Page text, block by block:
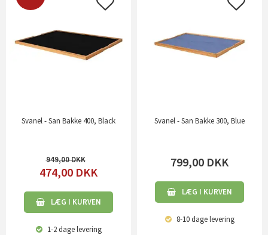
Svanel - San Bakke 400, Black
949,00
474,00 DKK
LÆG I KURVEN
1-2 dagelevering
Svanel - San Bakke 300, Blue
799,00 DKK
LÆG I KURVEN
8-10 dagelevering